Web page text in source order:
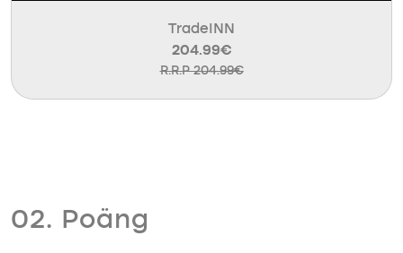
TradeINN
204.99€
R.R.P 204.99€
02. Poäng